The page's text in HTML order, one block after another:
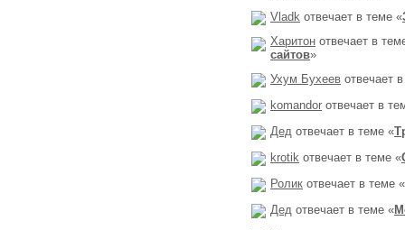
Vladk отвечает в теме «
Харитон отвечает в
сайтов»
Ухум Бухеев отвечает
komandor отвечает в
Дед отвечает в теме «
krotik отвечает в теме «
Ролик отвечает в теме «
Дед отвечает в теме «